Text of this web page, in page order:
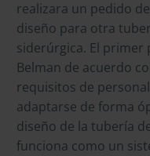
realizara un pedido
diseño para otra
siderúrgica. El
Belman de acuerdo
requisitos de
adaptarse de forma
diseño de la tubería
funciona como un